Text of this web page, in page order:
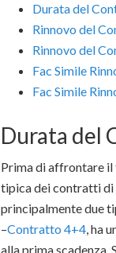
Durata del
Rinnovo del
Rinnovo del
Fac Simile
Fac Simile
Durata del
Prima di affrontare il
tipica dei contratti di
principalmente due
–Contratto 4+4, ha
alla prima scadenza.